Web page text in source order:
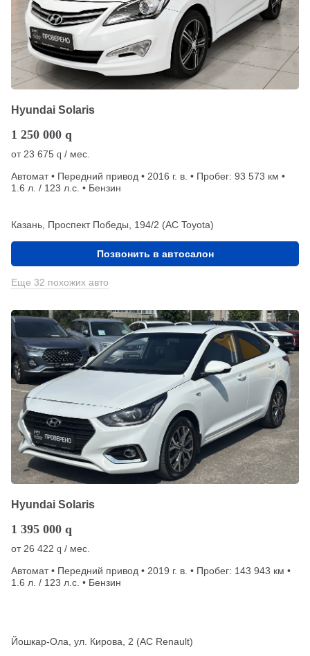
Hyundai Solaris
1 250 000 q
от23 675 q / мес.
Автомат • Передний привод • 2016 г. в. • Пробег: 93 573 км •
1.6 л. / 123 л.с. • Бензин
Казань, Проспект Победы, 194/2 (АС Toyota)
Позвонить в автосалон
Еще 32 похожих авто
Hyundai Solaris
1 395 000 q
от26 422 q / мес.
Автомат • Передний привод • 2019 г. в. • Пробег: 143 943 км •
1.6 л. / 123 л.с. • Бензин
Йошкар-Ола, ул. Кирова, 2 (АС Renault)